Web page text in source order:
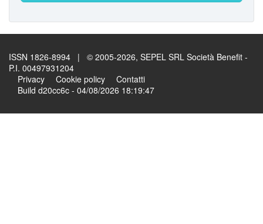
ISSN 1826-8994 | © 2005-2026, SEPEL SRL Società Benefit -
P.I. 00497931204
Privacy
Cookie policy
Contatti
Build d20cc6c - 04/08/2026 18:19:47